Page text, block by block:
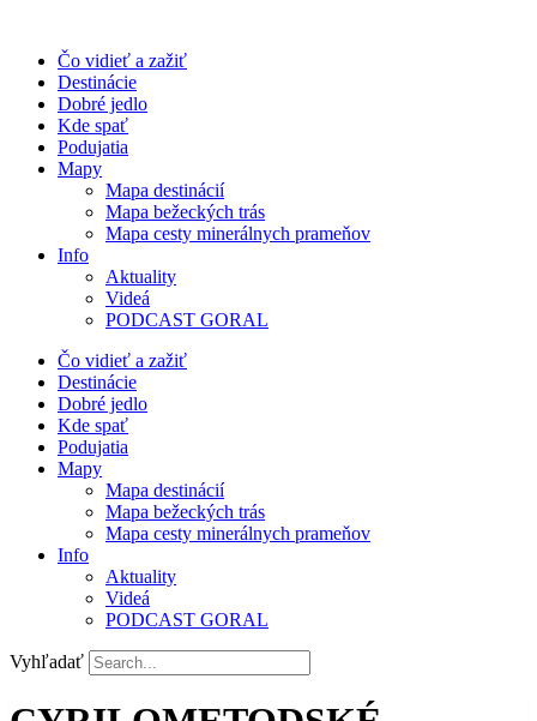
obsah
Čo vidieť a zažiť
Destinácie
Dobré jedlo
Kde spať
Podujatia
Mapy
Mapa destinácií
Mapa bežeckých trás
Mapa cesty minerálnych prameňov
Info
Aktuality
Videá
PODCAST GORAL
Čo vidieť a zažiť
Destinácie
Dobré jedlo
Kde spať
Podujatia
Mapy
Mapa destinácií
Mapa bežeckých trás
Mapa cesty minerálnych prameňov
Info
Aktuality
Videá
PODCAST GORAL
Vyhľadať